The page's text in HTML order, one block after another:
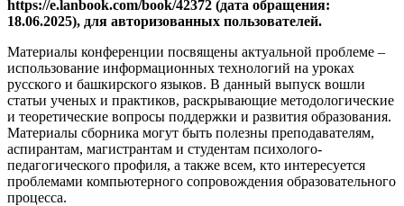
https://e.lanbook.com/book/42372 (дата обращения:
18.06.2025), для авторизованных пользователей.
Материалы конференции посвящены актуальной проблеме –
использование информационных технологий на уроках
русского и башкирского языков. В данный выпуск вошли
статьи ученых и практиков, раскрывающие методологические
и теоретические вопросы поддержки и развития образования.
Материалы сборника могут быть полезны преподавателям,
аспирантам, магистрантам и студентам психолого-
педагогического профиля, а также всем, кто интересуется
проблемами компьютерного сопровождения образовательного
процесса.